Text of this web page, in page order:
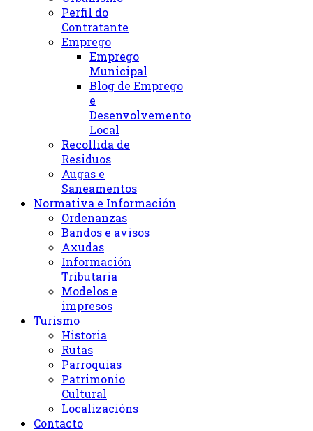
Perfil do
Contratante
Emprego
Emprego
Municipal
Blog de Emprego
e
Desenvolvemento
Local
Recollida de
Residuos
Augas e
Saneamentos
Normativa e Información
Ordenanzas
Bandos e avisos
Axudas
Información
Tributaria
Modelos e
impresos
Turismo
Historia
Rutas
Parroquias
Patrimonio
Cultural
Localizacións
Contacto